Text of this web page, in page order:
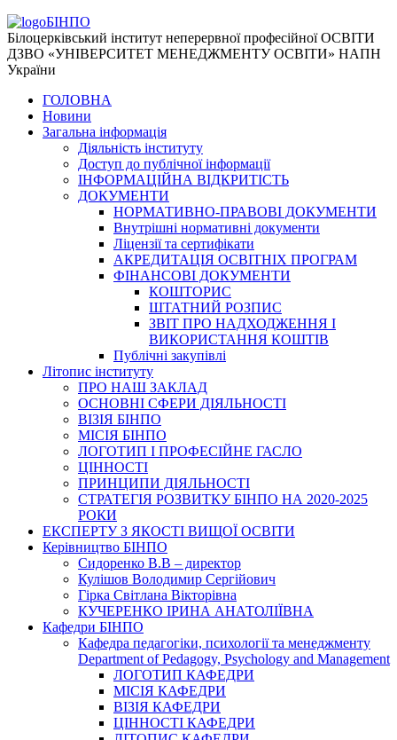
БІНПО
Білоцерківський інститут неперервної професійної ОСВІТИ
ДЗВО «УНІВЕРСИТЕТ МЕНЕДЖМЕНТУ ОСВІТИ» НАПН
України
ГОЛОВНА
Новини
Загальна інформація
Діяльність інституту
Доступ до публічної інформації
ІНФОРМАЦІЙНА ВІДКРИТІСТЬ
ДОКУМЕНТИ
НОРМАТИВНО-ПРАВОВІ ДОКУМЕНТИ
Внутрішні нормативні документи
Ліцензії та сертифікати
АКРЕДИТАЦІЯ ОСВІТНІХ ПРОГРАМ
ФІНАНСОВІ ДОКУМЕНТИ
КОШТОРИС
ШТАТНИЙ РОЗПИС
ЗВІТ ПРО НАДХОДЖЕННЯ І
ВИКОРИСТАННЯ КОШТІВ
Публічні закупівлі
Літопис інституту
ПРО НАШ ЗАКЛАД
ОСНОВНІ СФЕРИ ДІЯЛЬНОСТІ
ВІЗІЯ БІНПО
МІСІЯ БІНПО
ЛОГОТИП І ПРОФЕСІЙНЕ ГАСЛО
ЦІННОСТІ
ПРИНЦИПИ ДІЯЛЬНОСТІ
СТРАТЕГІЯ РОЗВИТКУ БІНПО НА 2020-2025
РОКИ
ЕКСПЕРТУ З ЯКОСТІ ВИЩОЇ ОСВІТИ
Керівництво БІНПО
Сидоренко В.В – директор
Кулішов Володимир Сергійович
Гірка Світлана Вікторівна
КУЧЕРЕНКО ІРИНА АНАТОЛІЇВНА
Кафедри БІНПО
Кафедра педагогіки, психології та менеджменту
Department of Pedagogy, Psychology and Management
ЛОГОТИП КАФЕДРИ
МІСІЯ КАФЕДРИ
ВІЗІЯ КАФЕДРИ
ЦІННОСТІ КАФЕДРИ